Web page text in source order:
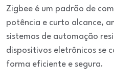
Zigbee é um padrão de
potência e curto alcance,
sistemas de automação
dispositivos eletrônicos se
forma eficiente e segura.